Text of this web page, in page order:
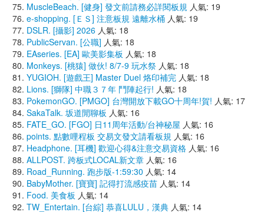
MuscleBeach. [健身] 發文前請務必詳閱板規 人氣: 19
e-shopping. [ＥＳ] 注意板規 遠離水桶 人氣: 19
DSLR. [攝影] 2026 人氣: 18
PublicServan. [公職] 人氣: 18
EAseries. [EA] 歐美影集板 人氣: 18
Monkeys. [桃猿] 做伙! 8/7-9 玩水祭 人氣: 18
YUGIOH. [遊戲王] Master Duel 烙印補完 人氣: 18
Lions. [獅隊] 中職３７年 鬥陣起行! 人氣: 18
PokemonGO. [PMGO] 台灣開放下載GO十周年!賀! 人氣: 17
SakaTalk. 坂道閒聊板 人氣: 16
FATE_GO. [FGO] 日11周年活動/台神秘屋 人氣: 16
points. 點數哩程板 交易文發文請看板規 人氣: 16
Headphone. [耳機] 歡迎心得&注意交易資格 人氣: 16
ALLPOST. 跨板式LOCAL新文章 人氣: 16
Road_Running. 跑步版-1:59:30 人氣: 14
BabyMother. [寶寶] 記得打流感疫苗 人氣: 14
Food. 美食板 人氣: 14
TW_Entertain. [台綜] 恭喜LULU，漢典 人氣: 14